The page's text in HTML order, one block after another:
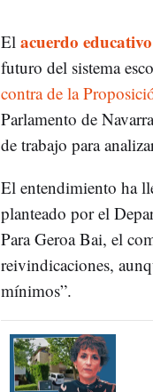
El acuerdo
futuro del sistema
contra de la
Parlamento de
de trabajo para
El entendimiento ha
planteado por el
Para Geroa Bai, el
reivindicaciones,
mínimos”.